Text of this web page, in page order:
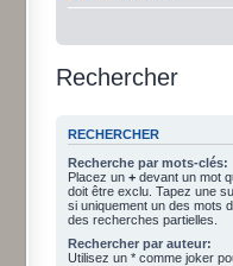
Rechercher
RECHERCHER
Recherche par mots-clés:
Placez un + devant un mot
doit être exclu. Tapez une
si uniquement un des mots
des recherches partielles.
Rechercher par auteur:
Utilisez un * comme joker